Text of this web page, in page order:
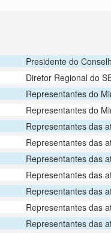
Presidente do
Diretor Regional do
Representantes do
Representantes do
Representantes das
Representantes das
Representantes das
Representantes das
Representantes das
Representantes das
Representantes das